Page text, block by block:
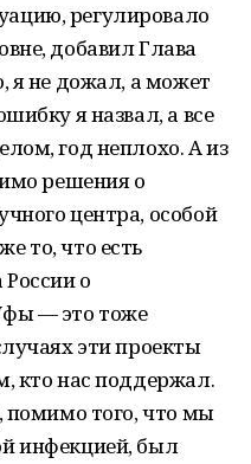
регулировало
добавил Глава
я не дожал, а может
я назвал, а все
год неплохо. А из
решения о
центра, особой
то, что есть
о
— это тоже
эти проекты
кто нас поддержал.
помимо того, что мы
инфекцией, был